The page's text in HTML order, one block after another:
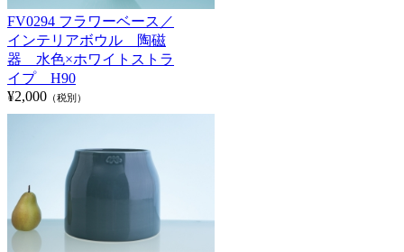
FV0294 フラワーベース／
インテリアボウル 陶磁
器 水色×ホワイトストラ
イプ H90
¥2,000 （税別）